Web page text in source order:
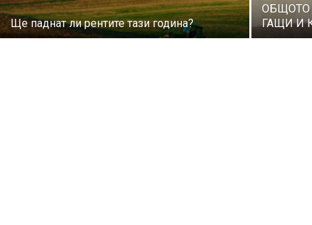
Ще паднат ли рентите тази година?
ОБЩОТО
ГАЩИ И